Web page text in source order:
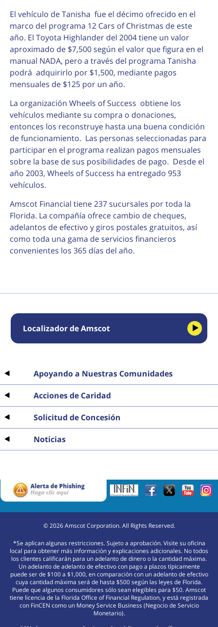
El vehículo de Tanisha fue el décimo ofrecido en el
marco del programa 12 Cars of Christmas de este
año. El Toyota Highlander del 2004 tiene un valor
aproximado de $7,500 según el valor que figura en el
manual NADA, pero a través del programa Tanisha
podrá adquirirlo por $1,500, mediante pagos
mensuales de $125 por un año.
La organización Wheels of Success obtiene los
vehículos mediante su compra o donaciones,
entonces los reconstruye hasta una buena condición
de funcionamiento. Las personas seleccionadas para
participar en el programa realizan pagos mensuales
sobre la base de sus posibilidades de pago. Desde el
año 2003, Wheels of Success ha entregado 953
vehículos.
Amscot Financial tiene 237 sucursales por toda la
Florida. La compañía ofrece cambio de cheques,
adelantos de efectivo y giros postales gratuitos, así
como toda una gama de servicios financieros
convenientes los 365 días del año.
Localizador de Amscot
Apoyando a Nuestras Comunidades
Acciones de Caridad
Solicitud de Concesión
Noticias
©2026Amscot Corporation. All Rights Reserved.
*Se aplican algunas restricciones. Sujeto a aprobación. Visite su oficina
local para obtener más información y explicaciones adicionales. No todos
los clientes calificarán para un adelanto de dinero o la cantidad máxima.
Un adelanto de adelanto de efectivo con pago a plazos típicamente
puede ser de $100 a $1,000, en comparación con un adelanto de efectivo
cuya cantidad máxima será de hasta $500 según las leyes de Florida.
Puede que algunos consumidores sólo sean elegibles para $50. Amscot
tiene licencia de la Florida Office of Financial Regulation, y está registrada
con FinCEN como un Money Service Business (Negocio de Servicio
Monetario).